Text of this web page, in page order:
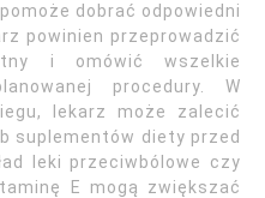
dobrać odpowiedni
powinien przeprowadzić
i omówić wszelkie
procedury. W
lekarz może zalecić
suplementów diety przed
leki przeciwbólowe czy
E mogą zwiększać